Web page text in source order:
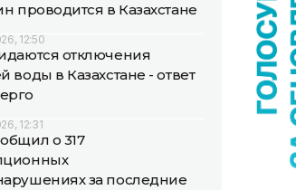
проводится в Казахстане
12:50
отключения
воды в Казахстане - ответ
12:31
о 317
за последние